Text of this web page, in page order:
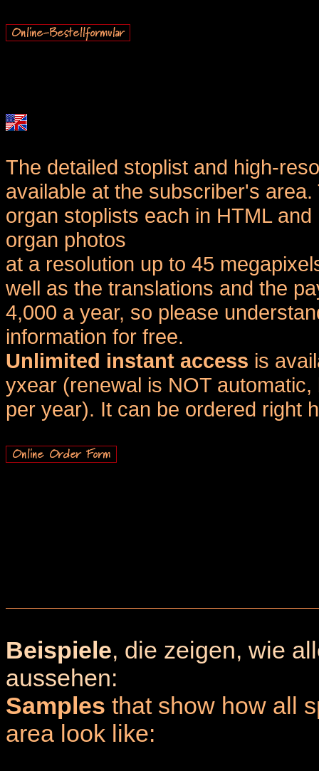
The detailed stoplist and high-
available at the subscriber's
organ stoplists each in HTML
organ photos
at a resolution up to 45
well as the translations and the
4,000 a year, so please
information for free.
Unlimited instant access is
yxear (renewal is NOT
per year). It can be ordered right
Beispiele, die zeigen, wie
aussehen:
Samples that show how all
area look like: